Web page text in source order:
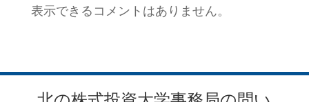
表示できるコメントはありません。